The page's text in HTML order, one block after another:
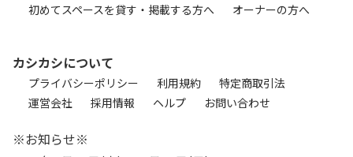
初めてスペースを貸す・掲載する方へ オーナーの方へ
カシカシについて
プライバシーポリシー 利用規約
特定商取引法
運営会社
採用情報 ヘルプ お問い合わせ
※お知らせ※